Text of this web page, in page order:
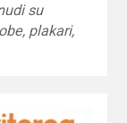
su
plakari,